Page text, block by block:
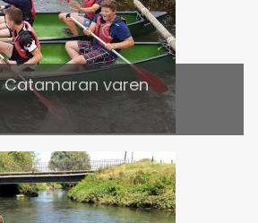
Catamaran varen